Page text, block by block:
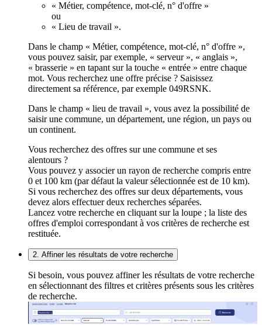
« Métier, compétence, mot-clé, n° d'offre »
ou
« Lieu de travail ».
Dans le champ « Métier, compétence, mot-clé, n° d'offre »,
vous pouvez saisir, par exemple, « serveur », « anglais »,
« brasserie » en tapant sur la touche « entrée » entre chaque
mot. Vous recherchez une offre précise ? Saisissez
directement sa référence, par exemple 049RSNK.
Dans le champ « lieu de travail », vous avez la possibilité de
saisir une commune, un département, une région, un pays ou
un continent.
Vous recherchez des offres sur une commune et ses
alentours ?
Vous pouvez y associer un rayon de recherche compris entre
0 et 100 km (par défaut la valeur sélectionnée est de 10 km).
Si vous recherchez des offres sur deux départements, vous
devez alors effectuer deux recherches séparées.
Lancez votre recherche en cliquant sur la loupe ; la liste des
offres d'emploi correspondant à vos critères de recherche est
restituée.
2. Affiner les résultats de votre recherche
Si besoin, vous pouvez affiner les résultats de votre recherche
en sélectionnant des filtres et critères présents sous les critères
de recherche.